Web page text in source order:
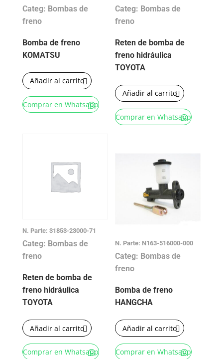
Categ: Bombas de
freno
Bomba de freno
KOMATSU
Añadir al carrito
Comprar en Whatsapp
Categ: Bombas de
freno
Reten de bomba de
freno hidráulica
TOYOTA
Añadir al carrito
Comprar en Whatsapp
N. Parte: 31853-23000-71
Categ: Bombas de
freno
Reten de bomba de
freno hidráulica
TOYOTA
Añadir al carrito
Comprar en Whatsapp
N. Parte: N163-516000-000
Categ: Bombas de
freno
Bomba de freno
HANGCHA
Añadir al carrito
Comprar en Whatsapp